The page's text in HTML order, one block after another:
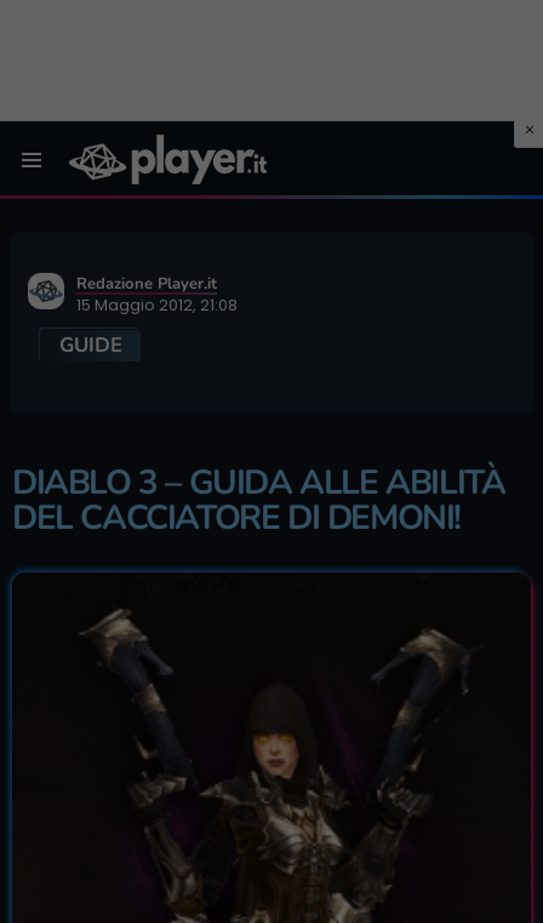
Redazione Player.it
15 Maggio 2012, 21:08
GUIDE
DIABLO 3 – GUIDA ALLE ABILITÀ
DEL CACCIATORE DI DEMONI!